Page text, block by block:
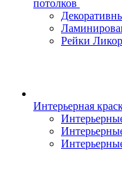
потолков
Рейки
Интерьерная